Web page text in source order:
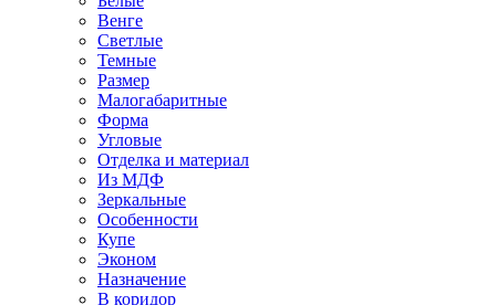
Венге
Светлые
Темные
Размер
Малогабаритные
Форма
Угловые
Отделка и материал
Из МДФ
Зеркальные
Особенности
Купе
Эконом
Назначение
В коридор